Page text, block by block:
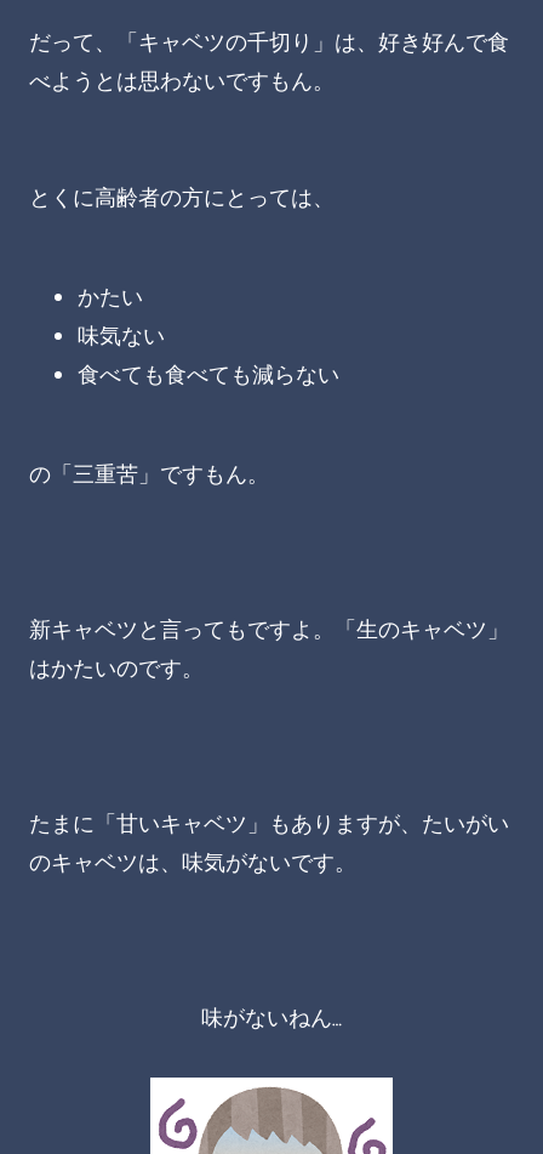
だって、「キャベツの千切り」は、好き好んで食
べようとは思わないですもん。
とくに高齢者の方にとっては、
かたい
味気ない
食べても食べても減らない
の「三重苦」ですもん。
新キャベツと言ってもですよ。「生のキャベツ」
はかたいのです。
たまに「甘いキャベツ」もありますが、たいがい
のキャベツは、味気がないです。
味がないねん…